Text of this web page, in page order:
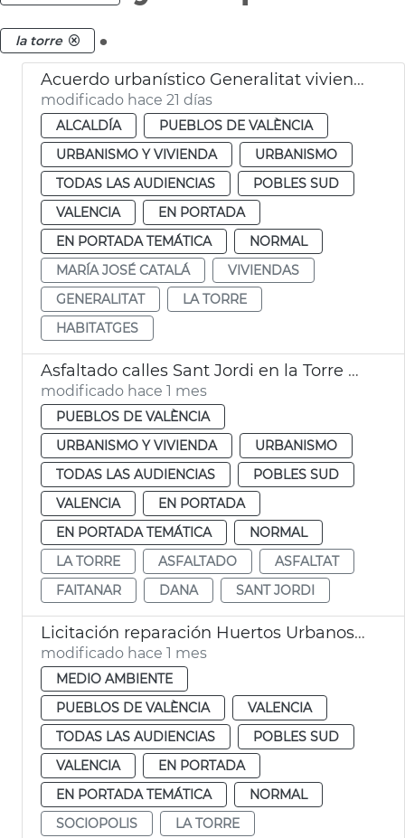
la torre .
Acuerdo urbanístico Generalitat viviendas la Torre València
modificado hace 21 días
ALCALDÍA
PUEBLOS DE VALÈNCIA
URBANISMO Y VIVIENDA
URBANISMO
TODAS LAS AUDIENCIAS
POBLES SUD
VALENCIA
EN PORTADA
EN PORTADA TEMÁTICA
NORMAL
MARÍA JOSÉ CATALÁ
VIVIENDAS
GENERALITAT
LA TORRE
HABITATGES
Asfaltado calles Sant Jordi en la Torre València
modificado hace 1 mes
PUEBLOS DE VALÈNCIA
URBANISMO Y VIVIENDA
URBANISMO
TODAS LAS AUDIENCIAS
POBLES SUD
VALENCIA
EN PORTADA
EN PORTADA TEMÁTICA
NORMAL
LA TORRE
ASFALTADO
ASFALTAT
FAITANAR
DANA SANT JORDI
Licitación reparación Huertos Urbanos Sociópolis
modificado hace 1 mes
MEDIO AMBIENTE
PUEBLOS DE VALÈNCIA
VALENCIA
TODAS LAS AUDIENCIAS
POBLES SUD
VALENCIA
EN PORTADA
EN PORTADA TEMÁTICA
NORMAL
SOCIOPOLIS
LA TORRE